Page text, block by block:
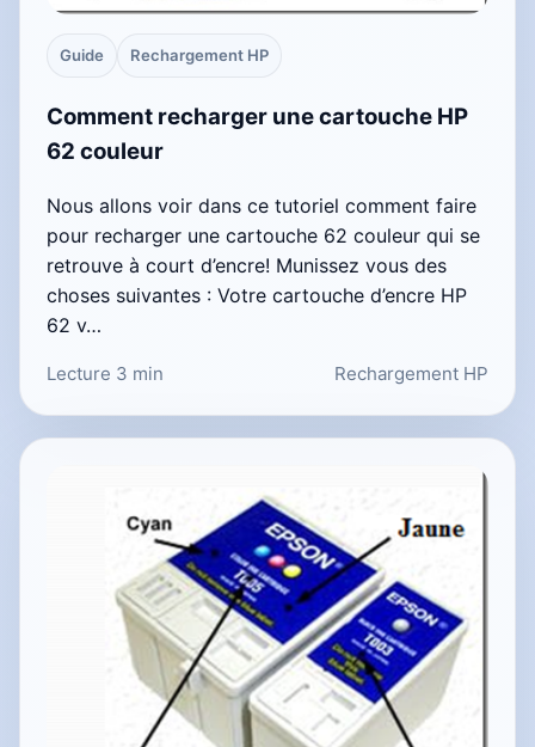
Guide Rechargement HP
Comment recharger une cartouche HP
62 couleur
Nous allons voir dans ce tutoriel comment faire
pour recharger une cartouche 62 couleur qui se
retrouve à court d’encre! Munissez vous des
choses suivantes : Votre cartouche d’encre HP
62 v…
Lecture 3 min Rechargement HP